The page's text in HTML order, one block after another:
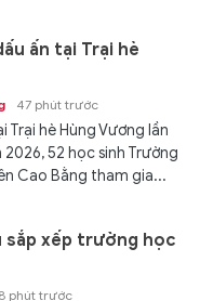
ấn tại Trại hè
47 phút trước
Trại hè Hùng Vương lần
2026, 52 học sinh Trường
Cao Bằng tham gia...
sắp xếp trường học
phút trước